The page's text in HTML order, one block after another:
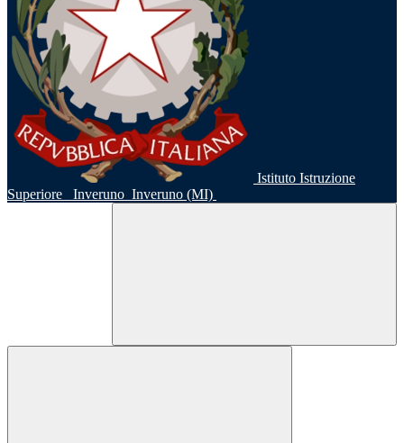
Istituto Istruzione
Superiore
Inveruno Inveruno (MI)